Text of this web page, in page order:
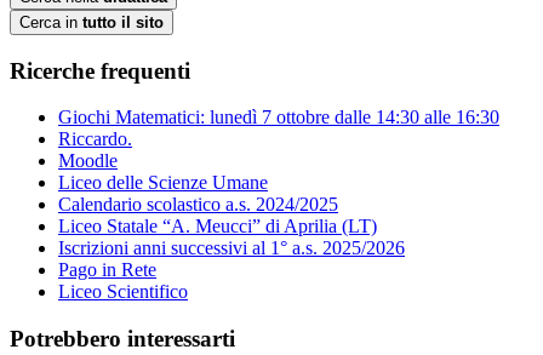
Cerca in tutto il sito
Ricerche frequenti
Giochi Matematici: lunedì 7 ottobre dalle 14:30 alle 16:30
Riccardo.
Moodle
Liceo delle Scienze Umane
Calendario scolastico a.s. 2024/2025
Liceo Statale “A. Meucci” di Aprilia (LT)
Iscrizioni anni successivi al 1° a.s. 2025/2026
Pago in Rete
Liceo Scientifico
Potrebbero interessarti